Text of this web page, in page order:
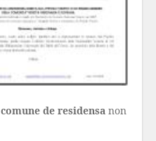
comune de residensa non